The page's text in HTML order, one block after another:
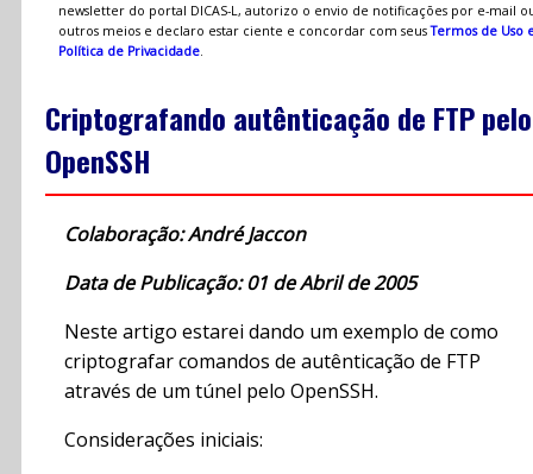
newsletter do portal DICAS-L, autorizo o envio de notificações por e-mail
outros meios e declaro estar ciente e concordar com seusTermos de Uso
Política de Privacidade.
Criptografando autênticação de FTP pelo
OpenSSH
Colaboração: André Jaccon
Data de Publicação: 01 de Abril de 2005
Neste artigo estarei dando um exemplo de como
criptografar comandos de autênticação de FTP
através de um túnel pelo OpenSSH.
Considerações iniciais: